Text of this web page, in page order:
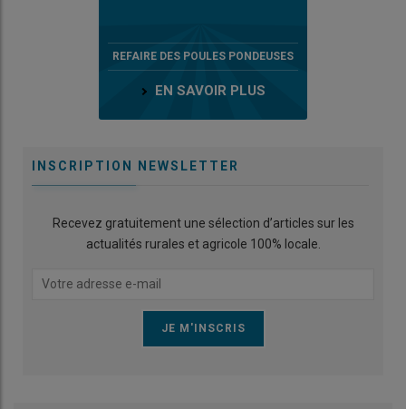
REFAIRE DES POULES PONDEUSES
EN SAVOIR PLUS
INSCRIPTION NEWSLETTER
Recevez gratuitement une sélection d’articles sur les
actualités rurales et agricole 100% locale.